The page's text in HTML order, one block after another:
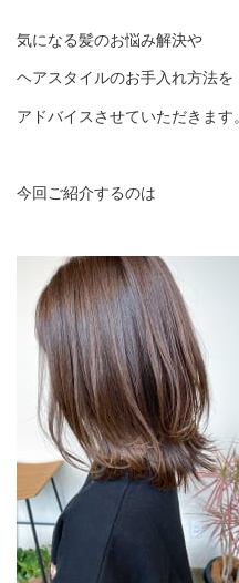
気になる髪のお悩み解決や
ヘアスタイルのお手入れ方法を
アドバイスさせていただきます。
今回ご紹介するのは